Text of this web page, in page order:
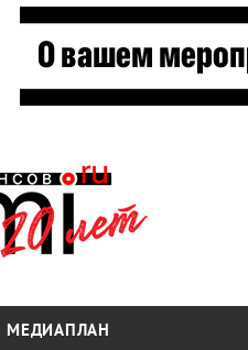
МЕДИАПЛАН